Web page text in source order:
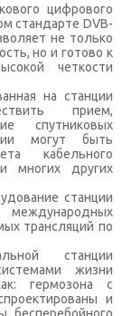
цифрового
стандарте DVB-
не только
но и готово к
четкости
на станции
прием,
спутниковых
могут быть
кабельного
многих других
станции
международных
трансляций по
станции
жизни
гермозона с
и
бесперебойного